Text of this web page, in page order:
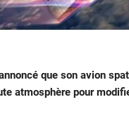
que son avion
atmosphère pour